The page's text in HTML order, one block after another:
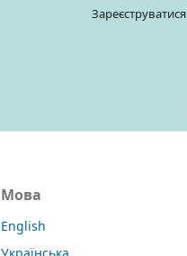
Зареєструватися
Мова
English